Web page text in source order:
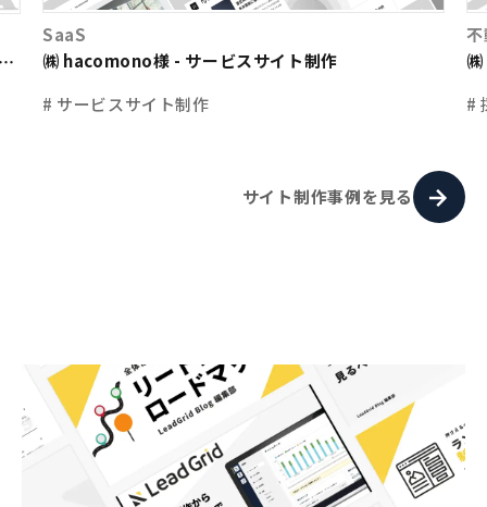
SaaS
㈱ hacomono様 - サービスサイト制作
# サービスサイト制作
#
サイト制作事例を見る